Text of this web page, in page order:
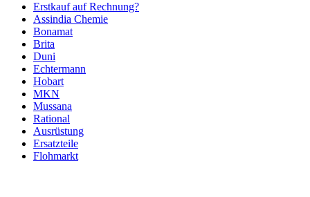
Erstkauf auf Rechnung?
Assindia Chemie
Bonamat
Brita
Duni
Echtermann
Hobart
MKN
Mussana
Rational
Ausrüstung
Ersatzteile
Flohmarkt